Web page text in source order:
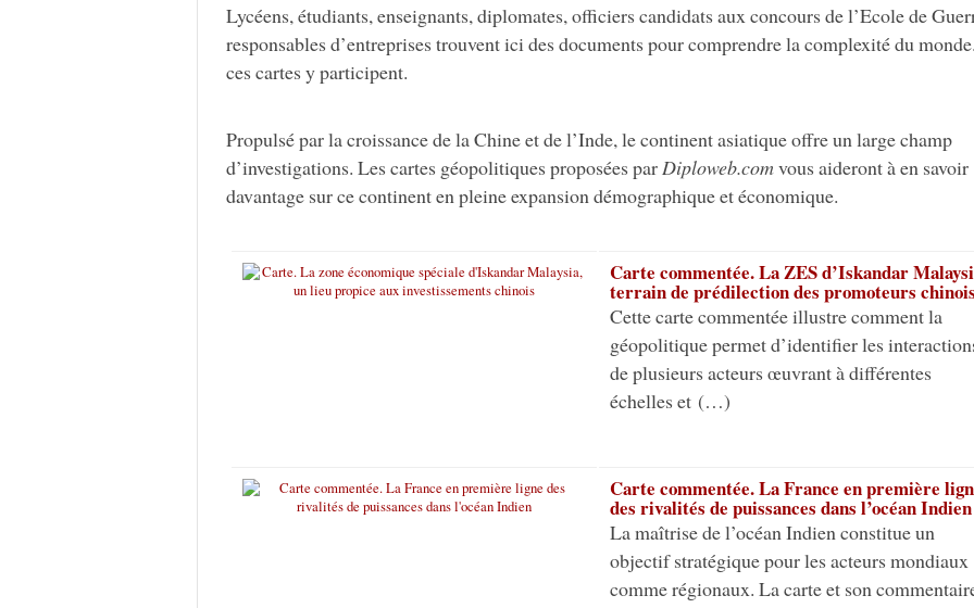
Lycéens, étudiants, enseignants, diplomates, officiers candidats aux concours de l’Ecole de
responsables d’entreprises trouvent ici des documents pour comprendre la complexité du
ces cartes y participent.
Propulsé par la croissance de la Chine et de l’Inde, le continent asiatique offre un large champ
d’investigations. Les cartes géopolitiques proposées par Diploweb.comvous aideront à en savoir
davantage sur ce continent en pleine expansion démographique et économique.
Carte commentée. La ZES d’Iskandar
terrain de prédilection des promoteurs
Cette carte commentée illustre comment la
géopolitique permet d’identifier les
de plusieurs acteurs œuvrant à différentes
échelles et (…)
Carte commentée. La France en première
des rivalités de puissances dans l’océan Indien
La maîtrise de l’océan Indien constitue un
objectif stratégique pour les acteurs mondiaux
comme régionaux. La carte et son